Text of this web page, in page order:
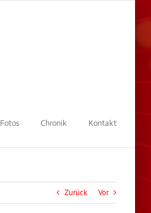
Fotos Chronik Kontakt
Zurück Vor